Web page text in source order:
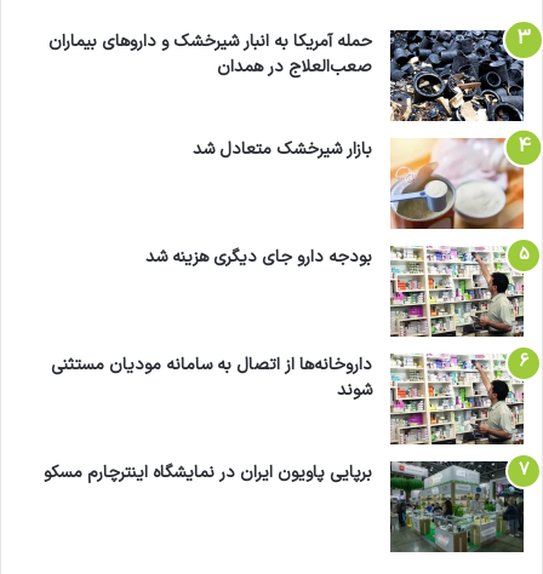
حمله آمریکا به انبار شیرخشک و داروهای بیماران
صعب‌العلاج در همدان
بازار شیرخشک متعادل شد
بودجه دارو جای دیگری هزینه شد
داروخانه‌ها از اتصال به سامانه مودیان مستثنی
شوند
برپایی پاویون ایران در نمایشگاه اینترچارم مسکو